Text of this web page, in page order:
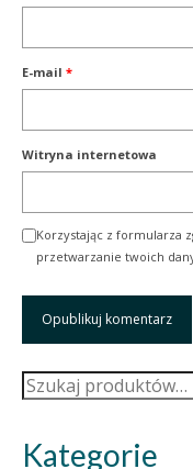
E-mail *
Witryna internetowa
Korzystając z formularza
przetwarzanie twoich
Szukaj:
Kategorie